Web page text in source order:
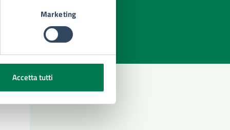
Marketing
Accetta tutti